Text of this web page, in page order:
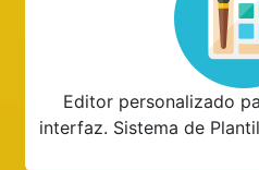
Editor personalizado
interfaz. Sistema de